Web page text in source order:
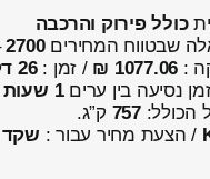
כולל פירוק והרכבה
שבטווח המחירים2700
:
1077.06 ₪ / זמן :26 דקות 44 שניות
נסיעה בין ערים1 שעות , 12 דקות
הכולל:757 ק”ג.
/ הצעת מחיר עבור : שקד